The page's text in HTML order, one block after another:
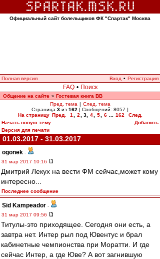
Официальный сайт болельщиков ФК "Спартак" Москва
Полная версия Вход • Регистрация
FAQ • Поиск
Общение на сайте » Гостевая книга ВВ
Пред. тема | След. тема
Страница 3 из 162 [ Сообщений: 8057 ]
На страницу Пред. 1 2 3, 4 5 6 162
След.
Начать новую тему
Добавить
Версия для печати
01.03.2017 - 31.03.2017
ogonek -
31 мар 2017 10:16
Дмитрий Лекух на вести ФМ сейчас,может кому
интересно...
Последнее сообщение
Sid Kampeador -
31 мар 2017 09:56
Титулы-это приходящее. Сегодня они есть, а
завтра нет. Интер рыл под Ювентус и брал
кабинетные чемпионства при Моратти. И где
сейчас Интер, а где Юве? А вот загнившую